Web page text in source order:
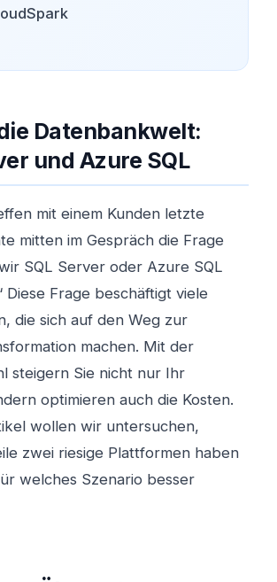
Datenbankwelt:
und Azure SQL
mit einem Kunden letzte
mitten im Gespräch die Frage
SQL Server oder Azure SQL
Diese Frage beschäftigt viele
die sich auf den Weg zur
machen. Mit der
steigern Sie nicht nur Ihr
optimieren auch die Kosten.
wollen wir untersuchen,
zwei riesige Plattformen haben
welches Szenario besser